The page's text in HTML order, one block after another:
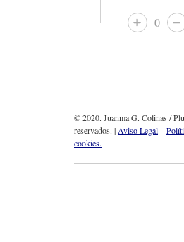
0
© 2020. Juanma G. Colinas /
reservados. | Aviso Legal–
cookies.